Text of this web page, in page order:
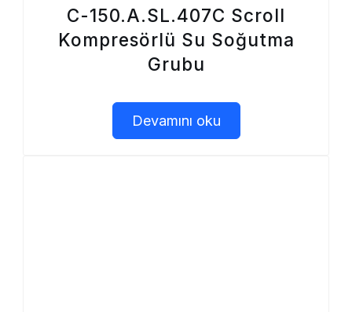
C-150.A.SL.407C Scroll
Kompresörlü Su Soğutma
Grubu
Devamını oku